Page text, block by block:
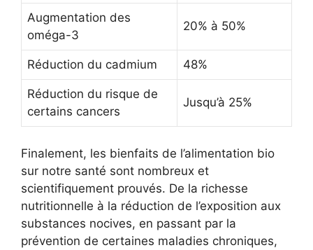
Augmentation des
oméga-3
20% à 50%
Réduction du cadmium 48%
Réduction du risque de
certains cancers
Jusqu’à 25%
Finalement, les bienfaits de l’alimentation bio
sur notre santé sont nombreux et
scientifiquement prouvés. De la richesse
nutritionnelle à la réduction de l’exposition aux
substances nocives, en passant par la
prévention de certaines maladies chroniques,